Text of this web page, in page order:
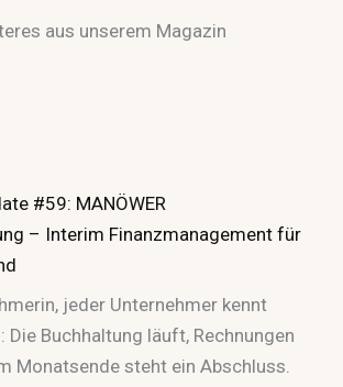
aus unserem Magazin
#59: MANÖWER
– Interim Finanzmanagement für
jeder Unternehmer kennt
Die Buchhaltung läuft, Rechnungen
Monatsende steht ein Abschluss.